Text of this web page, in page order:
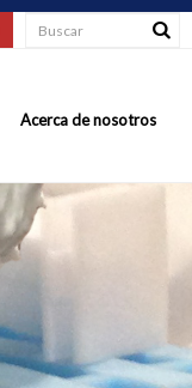
Acerca de nosotros